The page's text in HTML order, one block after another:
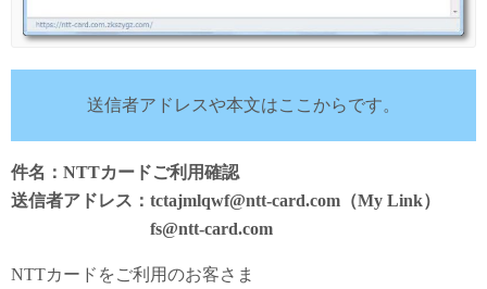
送信者アドレスや本文はここからです。
件名：NTTカードご利用確認
送信者アドレス：tctajmlqwf@ntt-card.com（My Link）
fs@ntt-card.com
NTTカードをご利用のお客さま